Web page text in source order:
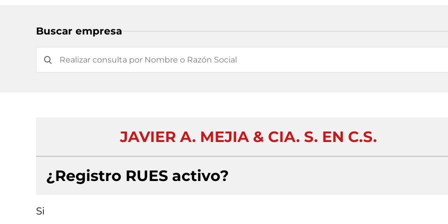
Buscar empresa
JAVIER A. MEJIA & CIA. S. EN C.S.
¿Registro RUES activo?
Si